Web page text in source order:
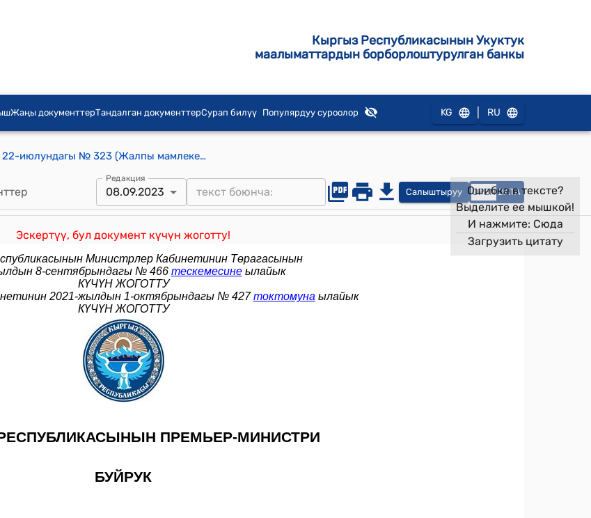
Кыргыз Республикасынын Укуктук
маалыматтардын борборлоштурулган банкы
Жаңы документтерТандалган документтерСурап билүү Популярдуу суроолор KG RU
КР Премьер-министринин 2015-жылдын 22-июлундагы № 323 (Жалпы мамлекеттик конкурстук комиссия (мындан ары Комиссия) тиркемеге ылайык курамын түзүү жөнүндө) буйругу
Редакция
08.09.2023 Салыштыруу OPEN DATA
Эскертүү, бул документ күчүн жоготту!
Ошибка в тексте?
Выделите ее мышкой!
И нажмите: Сюда
Загрузить цитату